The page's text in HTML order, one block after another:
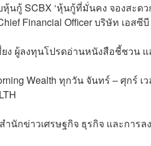
นกู้ SCBX ‘หุ้นกู้ที่มั่นคง จองสะด
Financial Officer บริษัท เอสซี
ยง ผู้ลงทุนโปรดอ่านหนังสือชี้ชวน
Wealth ทุกวัน จันทร์ –ศุกร์ เ
ำนักข่าวเศรษฐกิจ ธุรกิจ และการ